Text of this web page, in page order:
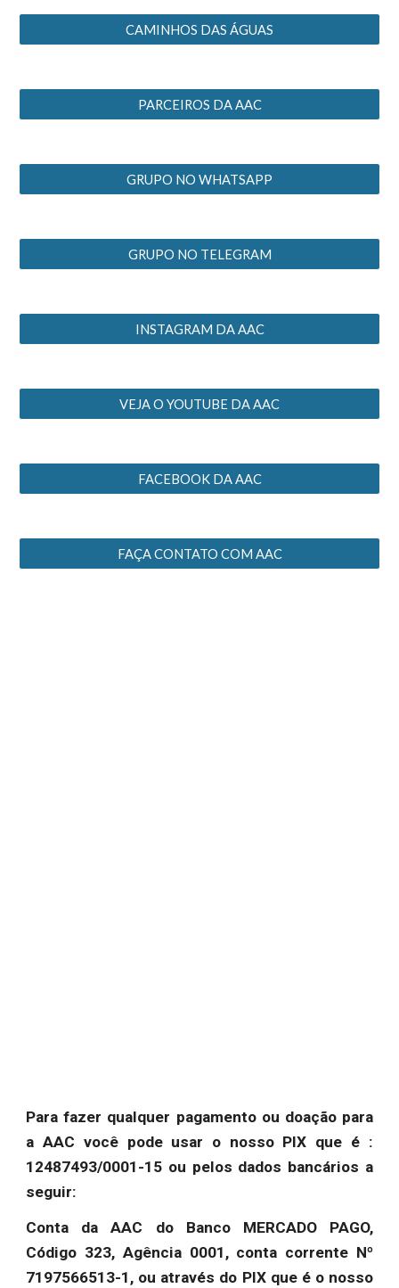
CAMINHOS DAS ÁGUAS
PARCEIROS DA AAC
GRUPO NO WHATSAPP
GRUPO NO TELEGRAM
INSTAGRAM DA AAC
VEJA O YOUTUBE DA AAC
FACEBOOK DA AAC
FAÇA CONTATO COM AAC
Para fazer qualquer pagamento ou doação para
a AAC você pode usar o nosso PIX que é :
12487493/0001-15 ou pelos dados bancários a
seguir:
Conta da AAC do Banco MERCADO PAGO,
Código 323, Agência 0001, conta corrente Nº
7197566513-1, ou através do PIX que é o nosso